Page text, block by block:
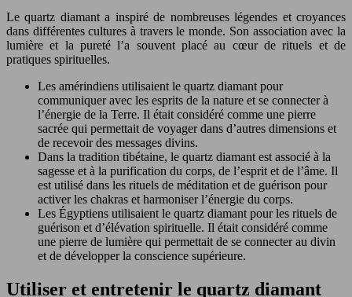
Le quartz diamant a inspiré de nombreuses légendes et croyances
dans différentes cultures à travers le monde. Son association avec la
lumière et la pureté l’a souvent placé au cœur de rituels et de
pratiques spirituelles.
Les amérindiens utilisaient le quartz diamant pour
communiquer avec les esprits de la nature et se connecter à
l’énergie de la Terre. Il était considéré comme une pierre
sacrée qui permettait de voyager dans d’autres dimensions et
de recevoir des messages divins.
Dans la tradition tibétaine, le quartz diamant est associé à la
sagesse et à la purification du corps, de l’esprit et de l’âme. Il
est utilisé dans les rituels de méditation et de guérison pour
activer les chakras et harmoniser l’énergie du corps.
Les Égyptiens utilisaient le quartz diamant pour les rituels de
guérison et d’élévation spirituelle. Il était considéré comme
une pierre de lumière qui permettait de se connecter au divin
et de développer la conscience supérieure.
Utiliser et entretenir le quartz diamant